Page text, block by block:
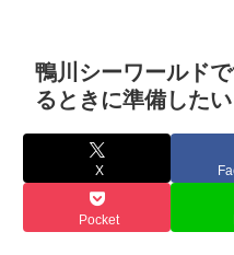
鴨川シーワールド
るときに準備した
X
Pocket